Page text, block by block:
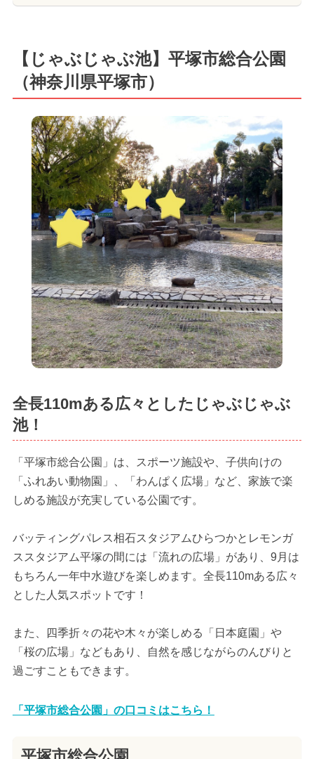
【じゃぶじゃぶ池】平塚市総合公園
（神奈川県平塚市）
全長110mある広々としたじゃぶじゃぶ
池！
「平塚市総合公園」は、スポーツ施設や、子供向けの
「ふれあい動物園」、「わんぱく広場」など、家族で楽
しめる施設が充実している公園です。
バッティングパレス相石スタジアムひらつかとレモンガ
ススタジアム平塚の間には「流れの広場」があり、9月は
もちろん一年中水遊びを楽しめます。全長110mある広々
とした人気スポットです！
また、四季折々の花や木々が楽しめる「日本庭園」や
「桜の広場」などもあり、自然を感じながらのんびりと
過ごすこともできます。
「平塚市総合公園」の口コミはこちら！